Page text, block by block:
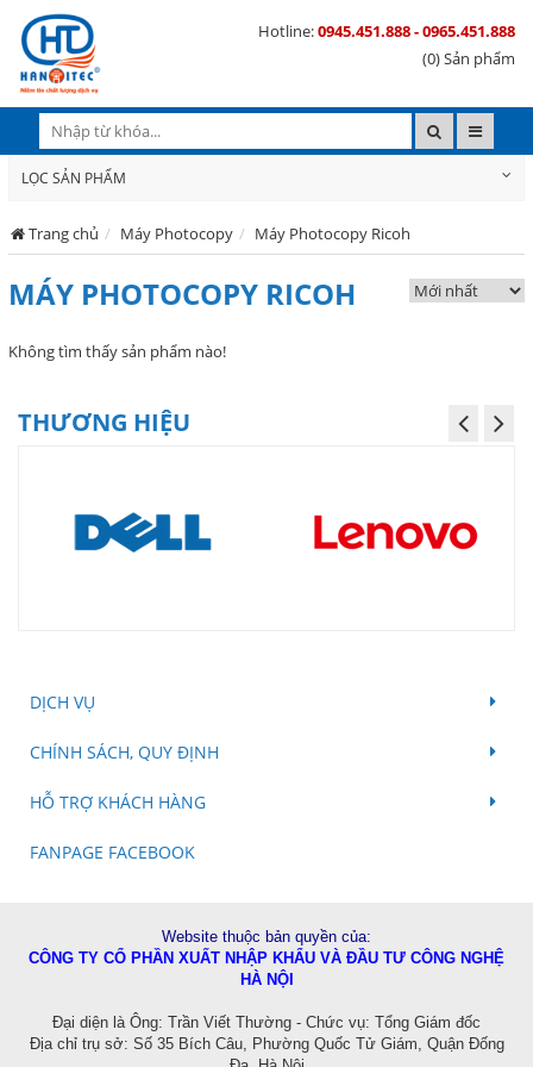
Hotline:0945.451.888 - 0965.451.888
(0) Sản phẩm
LỌC SẢN PHẨM
Trang chủ Máy Photocopy Máy Photocopy Ricoh
MÁY PHOTOCOPY RICOH
Không tìm thấy sản phẩm nào!
THƯƠNG HIỆU
DỊCH VỤ
CHÍNH SÁCH, QUY ĐỊNH
HỖ TRỢ KHÁCH HÀNG
FANPAGE FACEBOOK
Website thuộc bản quyền của:
CÔNG TY CỔ PHẦN XUẤT NHẬP KHẨU VÀ ĐẦU TƯ CÔNG NGHỆ
HÀ NỘI
Đại diện là Ông: Trần Viết Thường - Chức vụ: Tổng Giám đốc
Địa chỉ trụ sở: Số 35 Bích Câu, Phường Quốc Tử Giám, Quận Đống